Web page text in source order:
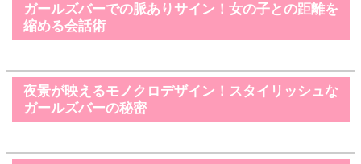
ガールズバーでの脈ありサイン！女の子との距離を
縮める会話術
夜景が映えるモノクロデザイン！スタイリッシュな
ガールズバーの秘密